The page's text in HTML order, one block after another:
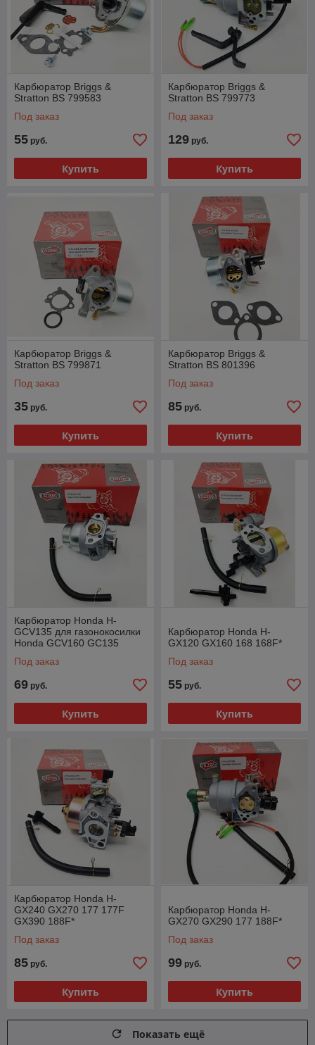
Карбюратор Briggs &
Stratton BS 799583
Под заказ
55 руб.
Купить
Карбюратор Briggs &
Stratton BS 799773
Под заказ
129 руб.
Купить
Карбюратор Briggs &
Stratton BS 799871
Под заказ
35 руб.
Купить
Карбюратор Briggs &
Stratton BS 801396
Под заказ
85 руб.
Купить
Карбюратор Honda H-
GCV135 для газонокосилки
Honda GCV160 GC135
Под заказ
69 руб.
Купить
Карбюратор Honda H-
GX120 GX160 168 168F*
Под заказ
55 руб.
Купить
Карбюратор Honda H-
GX240 GX270 177 177F
GX390 188F*
Под заказ
85 руб.
Купить
Карбюратор Honda H-
GX270 GX290 177 188F*
Под заказ
99 руб.
Купить
Показать ещё